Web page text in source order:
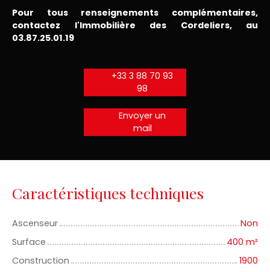
Pour tous renseignements complémentaires,
contactez l'Immobilière des Cordeliers, au
03.87.25.01.19
+33 3 88 70 93
98
Envoyer un
mail
Caractéristiques techniques
Ascenseur
Non
Surface
400 m²
Construction
1900